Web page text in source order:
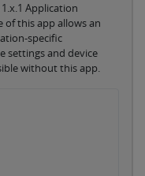
Application
of this app allows an
specific
settings and device
without this app.